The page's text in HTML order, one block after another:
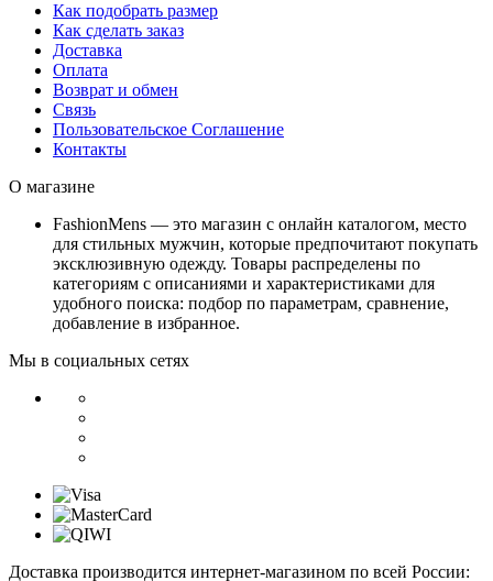
Как подобрать размер
Как сделать заказ
Доставка
Оплата
Возврат и обмен
Связь
Пользовательское Соглашение
Контакты
О магазине
FashionMens — это магазин с онлайн каталогом, место
для стильных мужчин, которые предпочитают покупать
эксклюзивную одежду. Товары распределены по
категориям с описаниями и характеристиками для
удобного поиска: подбор по параметрам, сравнение,
добавление в избранное.
Мы в социальных сетях
Доставка производится интернет-магазином по всей России: